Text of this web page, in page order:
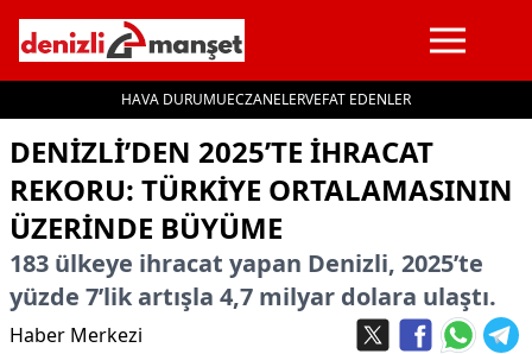
HAVA DURUMUECZANELERVEFAT EDENLER
İçeriğe geç
DENIZLI’DEN 2025’TE IHRACAT
REKORU: TÜRKIYE ORTALAMASININ
ÜZERINDE BÜYÜME
183 ülkeye ihracat yapan Denizli, 2025’te
yüzde 7’lik artışla 4,7 milyar dolara ulaştı.
Haber Merkezi